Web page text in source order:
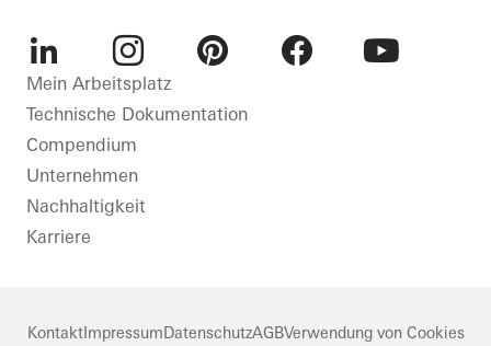
Sicherheit
Gebäudeautomation
Deutschland
Türen
Fassaden
Brand- und
Sicherheit
BIPV
LinkedIn Instagram
Mein Arbeitsplatz
Technische Dokumentation
Compendium
Unternehmen
Nachhaltigkeit
Karriere
KontaktImpressumDatenschutzAGBVerwendung von Cookies